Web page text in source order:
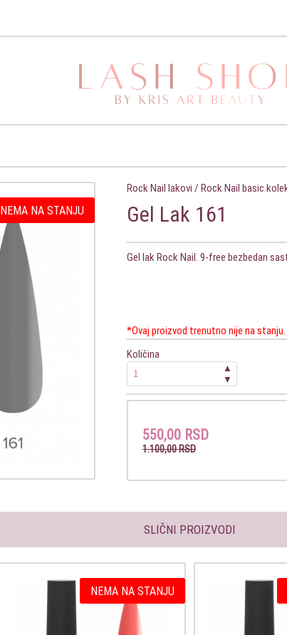
NEMA NA STANJU
Rock Nail lakovi / Rock Nail basic
Gel Lak 161
Gel lak Rock Nail. 9-free bezbedan
*Ovaj proizvod trenutno nije na
Količina
▲
▼
550,00 RSD
1.100,00 RSD
SLIČNI PROIZVODI
NEMA NA STANJU